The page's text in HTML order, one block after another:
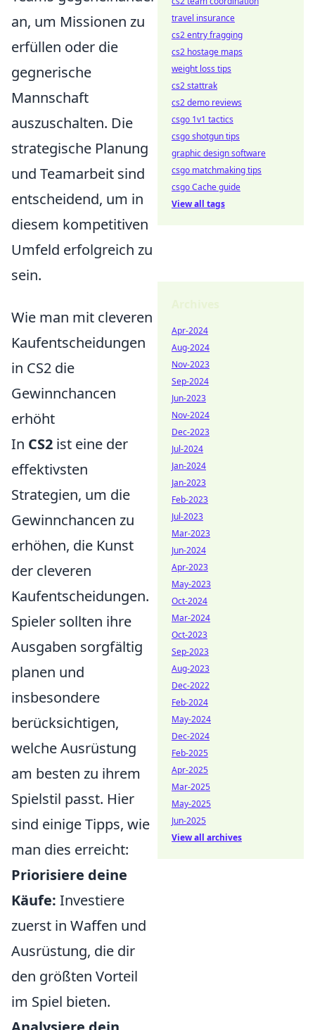
an, um Missionen zu
erfüllen oder die
gegnerische
Mannschaft
auszuschalten. Die
strategische Planung
und Teamarbeit sind
entscheidend, um in
diesem kompetitiven
Umfeld erfolgreich zu
sein.
Wie man mit cleveren
Kaufentscheidungen
in CS2 die
Gewinnchancen
erhöht
In CS2 ist eine der
effektivsten
Strategien, um die
Gewinnchancen zu
erhöhen, die Kunst
der cleveren
Kaufentscheidungen.
Spieler sollten ihre
Ausgaben sorgfältig
planen und
insbesondere
berücksichtigen,
welche Ausrüstung
am besten zu ihrem
Spielstil passt. Hier
sind einige Tipps, wie
man dies erreicht:
Priorisiere deine
Käufe: Investiere
zuerst in Waffen und
Ausrüstung, die dir
den größten Vorteil
im Spiel bieten.
travel insurance
cs2 entry fragging
cs2 hostage maps
weight loss tips
cs2 stattrak
cs2 demo reviews
csgo 1v1 tactics
csgo shotgun tips
graphic design software
csgo matchmaking tips
csgo Cache guide
View all tags
Apr-2024
Aug-2024
Nov-2023
Sep-2024
Jun-2023
Nov-2024
Dec-2023
Jul-2024
Jan-2024
Jan-2023
Feb-2023
Jul-2023
Mar-2023
Jun-2024
Apr-2023
May-2023
Oct-2024
Mar-2024
Oct-2023
Sep-2023
Aug-2023
Dec-2022
Feb-2024
May-2024
Dec-2024
Feb-2025
Apr-2025
Mar-2025
May-2025
Jun-2025
View all archives